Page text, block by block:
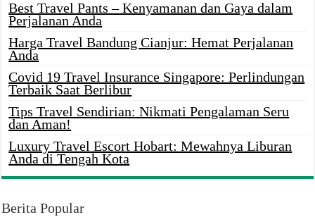
Best Travel Pants – Kenyamanan dan Gaya dalam
Perjalanan Anda
Harga Travel Bandung Cianjur: Hemat Perjalanan
Anda
Covid 19 Travel Insurance Singapore: Perlindungan
Terbaik Saat Berlibur
Tips Travel Sendirian: Nikmati Pengalaman Seru
dan Aman!
Luxury Travel Escort Hobart: Mewahnya Liburan
Anda di Tengah Kota
Berita Popular